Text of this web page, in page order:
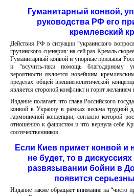
Гуманитарный конвой,
руководства РФ его
кремлевский
Действия РФ в ситуации “украинского
грузинского сценария: на сей раз Кремль
Гуманитарный конвой и упорные призывы
и “всучить-таки помощь благодарному
вероятности является новейшим
пределах общей внешнеполитической
является стороной конфликт и горит желанием
Издание полагает, что глава Российского
конвой в Украину в рамках весьма трудной
гармоничной концепции, согласно которой
отношению к фашистам и что вернула себе
соотечественников.
Если Киев примет конвой и
не будет, то в
развязывании бойни в
появится
Издание также обращает внимание на “чисто